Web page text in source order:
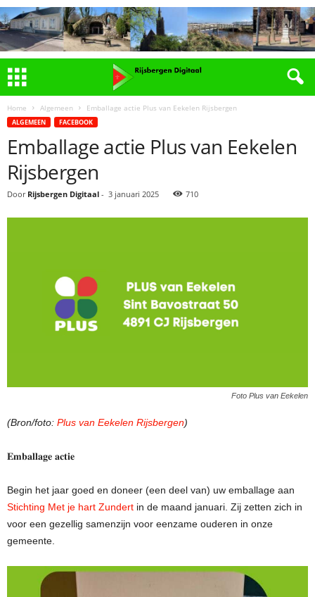
Home Algemeen Emballage actie Plus van Eekelen Rijsbergen
ALGEMEEN FACEBOOK
Emballage actie Plus van Eekelen
Rijsbergen
Door Rijsbergen Digitaal - 3 januari 2025 710
Foto Plus van Eekelen
(Bron/foto: Plus van Eekelen Rijsbergen)
𝐄𝐦𝐛𝐚𝐥𝐥𝐚𝐠𝐞 𝐚𝐜𝐭𝐢𝐞
Begin het jaar goed en doneer (een deel van) uw emballage aan
Stichting Met je hart Zundert in de maand januari. Zij zetten zich in
voor een gezellig samenzijn voor eenzame ouderen in onze
gemeente.